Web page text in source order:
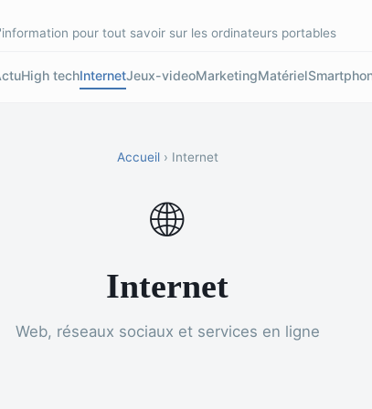
pour tout savoir sur les ordinateurs portables
High techInternetJeux-videoMarketingMatériel
Accueil› Internet
🌐
Internet
Web, réseaux sociaux et services en ligne